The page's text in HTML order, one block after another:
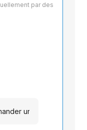
par des